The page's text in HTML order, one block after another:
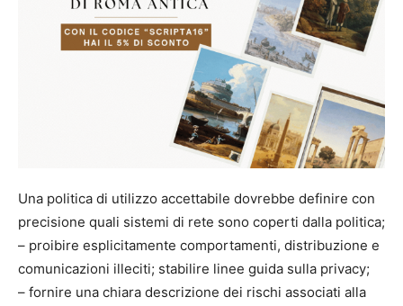
Una politica di utilizzo accettabile dovrebbe definire con
precisione quali sistemi di rete sono coperti dalla politica;
– proibire esplicitamente comportamenti, distribuzione e
comunicazioni illeciti; stabilire linee guida sulla privacy;
– fornire una chiara descrizione dei rischi associati alla